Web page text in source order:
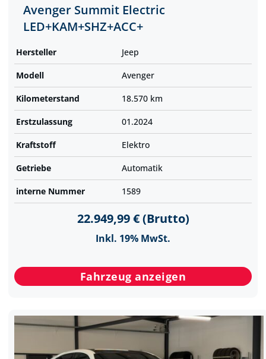
Avenger Summit Electric
LED+KAM+SHZ+ACC+
Hersteller Jeep
Modell Avenger
Kilometer­stand 18.570 km
Erst­zulassung 01.2024
Kraftstoff Elektro
Getriebe Automatik
interne Nummer 1589
22.949,99 € (Brutto)
Inkl. 19% MwSt.
Fahrzeug anzeigen